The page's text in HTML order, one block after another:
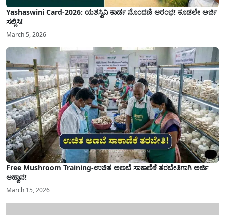
Yashaswini Card-2026: ಯಶಸ್ವಿನಿ ಕಾರ್ಡ ನೊಂದಣಿ ಆರಂಭ! ಕೂಡಲೇ ಅರ್ಜಿ
ಸಲ್ಲಿಸಿ!
March 5, 2026
Free Mushroom Training-ಉಚಿತ ಅಣಬೆ ಸಾಕಾಣಿಕೆ ತರಬೇತಿಗಾಗಿ ಅರ್ಜಿ
ಆಹ್ವಾನ!
March 15, 2026